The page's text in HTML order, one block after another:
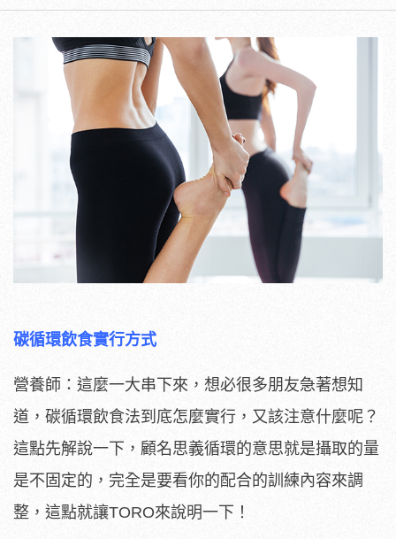
碳循環飲食實行方式
營養師：這麼一大串下來，想必很多朋友急著想知
道，碳循環飲食法到底怎麼實行，又該注意什麼呢？
這點先解說一下，顧名思義循環的意思就是攝取的量
是不固定的，完全是要看你的配合的訓練內容來調
整，這點就讓TORO來說明一下！